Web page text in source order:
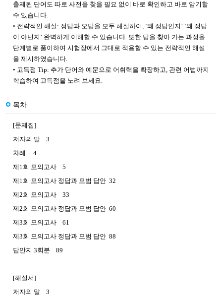
출제된 단어도 따로 사전을 찾을 필요 없이 바로 확인하고 바로 암기할
수 있습니다.
• 전략적인 해설: 정답과 오답을 모두 해설하여, ‘왜 정답인지’ ‘왜 정답
이 아닌지’ 완벽하게 이해할 수 있습니다. 또한 답을 찾아 가는 과정을
단계별로 풀이하여 시험장에서 그대로 적용할 수 있는 전략적인 해설
을 제시하였습니다.
• 고득점 Tip: 추가 단어와 예문으로 어휘력을 확장하고, 관련 어법까지
학습하여 고득점을 노려 보세요.
목차
[문제집]
저자의 말 3
차례 4
제1회 모의고사 5
제1회 모의고사 정답과 모범 답안 32
제2회 모의고사 33
제2회 모의고사 정답과 모범 답안 60
제3회 모의고사 61
제3회 모의고사 정답과 모범 답안 88
답안지 3회분 89
[해설서]
저자의 말 3